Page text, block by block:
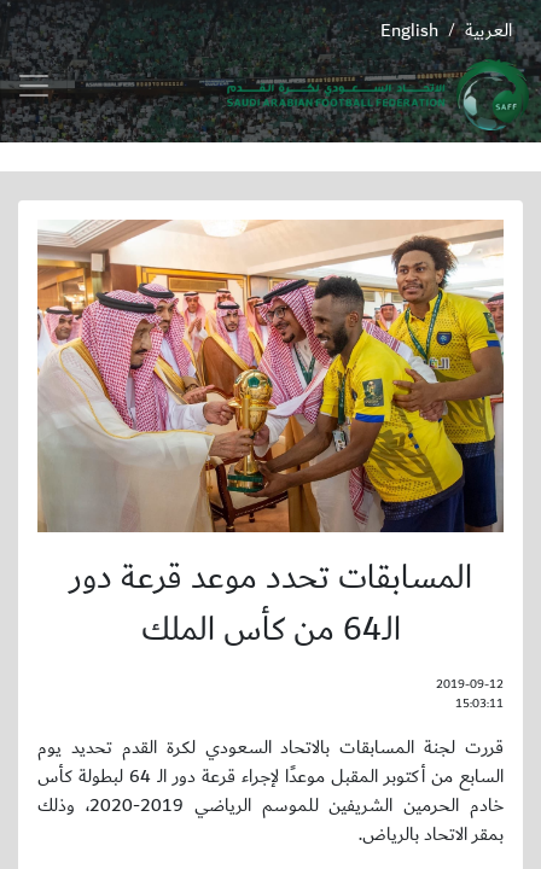
English / العربية
المسابقات تحدد موعد قرعة دور
الـ64 من كأس الملك
2019-09-12
15:03:11
قررت لجنة المسابقات بالاتحاد السعودي لكرة القدم تحديد يوم
السابع من أكتوبر المقبل موعدًا لإجراء قرعة دور الـ 64 لبطولة كأس
خادم الحرمين الشريفين للموسم الرياضي 2019-2020، وذلك
بمقر الاتحاد بالرياض.